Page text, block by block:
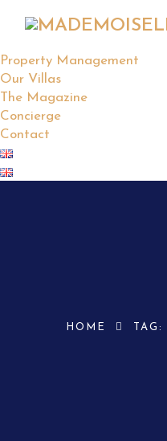
Property Management
Our Villas
The Magazine
Concierge
Contact
HOME TAG: